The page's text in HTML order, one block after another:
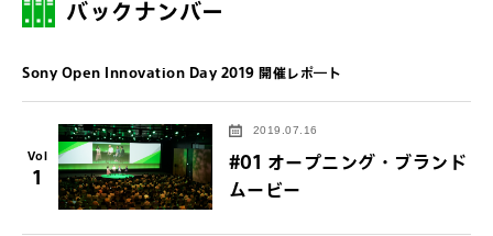
バックナンバー
Sony Open Innovation Day 2019 開催レポ―ト
Vol
1
2019.07.16
#01 オープニング・ブランド
ムービー